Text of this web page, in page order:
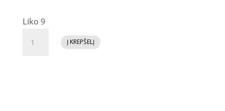
Liko 9
kiekis:
Į KREPŠELĮ